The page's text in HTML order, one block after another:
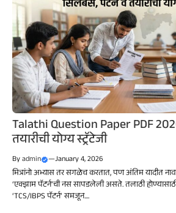
Talathi Question Paper PDF
तयारीची योग्य स्ट्रॅटेजी
Byadmin —January 4, 2026
मित्रांनो अभ्यास तर सगळेच करतात, पण अंतिम यादीत
‘एक्झाम पॅटर्न’ची नस सापडलेली असते. तलाठी
‘TCS/IBPS पॅटर्न’ समजून....